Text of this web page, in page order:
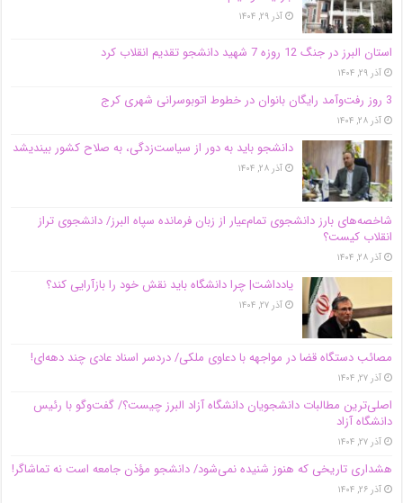
آذر ۲۹, ۱۴۰۴
استان البرز در جنگ 12 روزه 7 شهید دانشجو تقدیم انقلاب کرد
آذر ۲۹, ۱۴۰۴
3 روز رفت‌وآمد رایگان بانوان در خطوط اتوبوسرانی شهری کرج
آذر ۲۸, ۱۴۰۴
دانشجو باید به دور از سیاست‌زدگی، به صلاح کشور بیندیشد
آذر ۲۸, ۱۴۰۴
شاخصه‌های بارز دانشجوی تمام‌عیار از زبان فرمانده سپاه البرز/ دانشجوی تراز
انقلاب کیست؟
آذر ۲۸, ۱۴۰۴
یادداشت| چرا دانشگاه باید نقش خود را بازآرایی کند؟
آذر ۲۷, ۱۴۰۴
مصائب دستگاه قضا در مواجهه با دعاوی ملکی/ دردسر اسناد عادی چند‌ دهه‌ای!
آذر ۲۷, ۱۴۰۴
اصلی‌ترین مطالبات دانشجویان دانشگاه آزاد البرز چیست؟/ گفت‌وگو با رئیس
دانشگاه آز‌اد
آذر ۲۷, ۱۴۰۴
هشداری تاریخی که هنوز شنیده نمی‌شود/ دانشجو مؤذن جامعه است نه تماشاگر!
آذر ۲۶, ۱۴۰۴